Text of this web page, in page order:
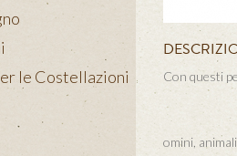
le Costellazioni
Con questi
omini,